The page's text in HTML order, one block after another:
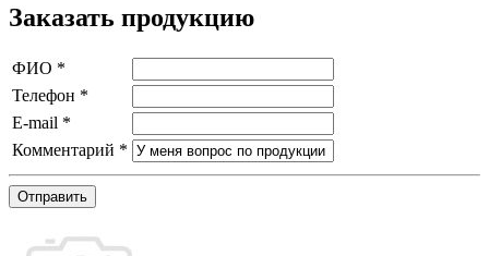
Заказать продукцию
ФИО *
Телефон *
E-mail *
Комментарий *
Отправить